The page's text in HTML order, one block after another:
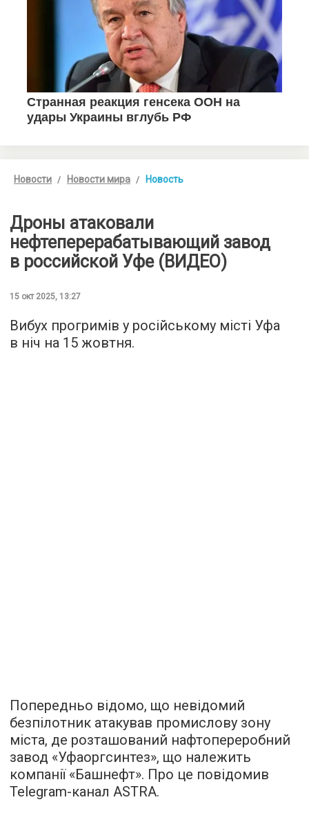
Новости Новости мира Новость
Дроны атаковали
нефтеперерабатывающий завод
в российской Уфе (ВИДЕО)
15 окт 2025, 13:27
Вибух прогримів у російському місті Уфа
в ніч на 15 жовтня.
Попередньо відомо, що невідомий
безпілотник атакував промислову зону
міста, де розташований нафтопереробний
завод «Уфаоргсинтез», що належить
компанії «Башнефт». Про це повідомив
Telegram-канал ASTRA.